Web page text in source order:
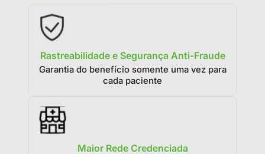
Rastreabilidade e Segurança Anti-Fraude
Garantia do benefício somente uma vez para
cada paciente
Maior Rede Credenciada